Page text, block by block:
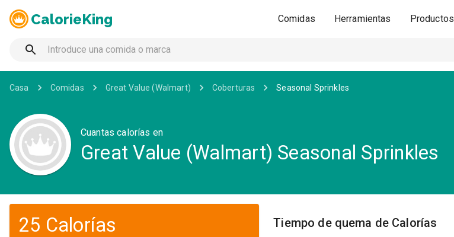
CalorieKing Comidas Herramientas Productos
Casa Comidas Great Value (Walmart) Coberturas Seasonal Sprinkles
Cuantas calorías en
Great Value (Walmart) Seasonal Sprinkles
25 Calorías Tiempo de quema de Calorías